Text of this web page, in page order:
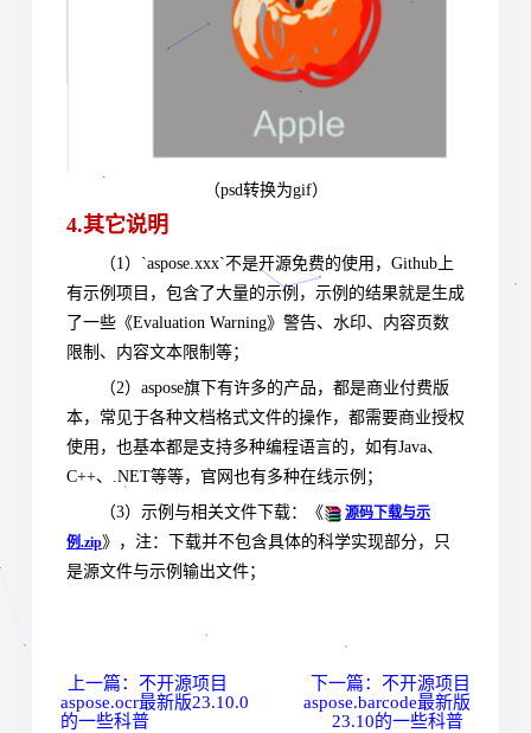
（psd转换为gif）
4.其它说明
（1）`aspose.xxx`不是开源免费的使用，Github上
有示例项目，包含了大量的示例，示例的结果就是生成
了一些《Evaluation Warning》警告、水印、内容页数
限制、内容文本限制等；
（2）aspose旗下有许多的产品，都是商业付费版
本，常见于各种文档格式文件的操作，都需要商业授权
使用，也基本都是支持多种编程语言的，如有Java、
C++、.NET等等，官网也有多种在线示例；
（3） 示例与相关文件下载：《
源码下载与示
例.zip》，注：下载并不包含具体的科学实现部分，只
是源文件与示例输出文件；
上一篇：不开源项目
aspose.ocr最新版23.10.0
的一些科普
下一篇：不开源项目
aspose.barcode最新版
23.10的一些科普